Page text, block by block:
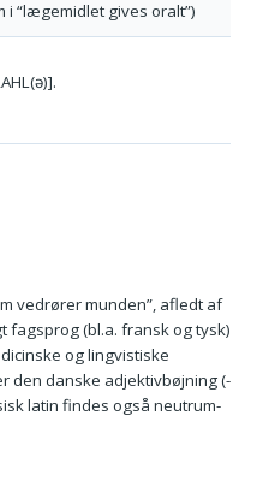
i “lægemidlet gives oralt”)
vedrører munden”, afledt af
fagsprog (bl.a. fransk og tysk)
og lingvistiske
den danske adjektivbøjning (-
latin findes også neutrum-